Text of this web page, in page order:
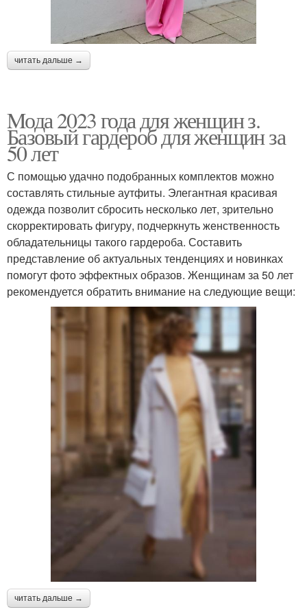
читать дальше →
Mода 2023 года для женщин з.
Базовый гардероб для женщин за
50 лет
С помощью удачно подобранных комплектов можно
составлять стильные аутфиты. Элегантная красивая
одежда позволит сбросить несколько лет, зрительно
скорректировать фигуру, подчеркнуть женственность
обладательницы такого гардероба. Составить
представление об актуальных тенденциях и новинках
помогут фото эффектных образов. Женщинам за 50 лет
рекомендуется обратить внимание на следующие вещи:
читать дальше →